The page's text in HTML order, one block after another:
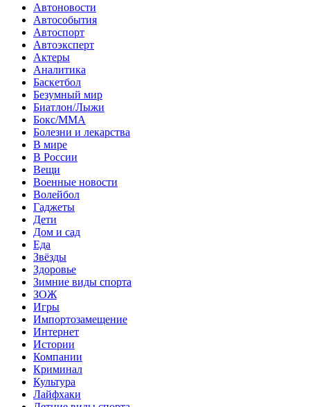
Автоновости
Автособытия
Автоспорт
Автоэксперт
Актеры
Аналитика
Баскетбол
Безумный мир
Биатлон/Лыжи
Бокс/MMA
Болезни и лекарства
В мире
В России
Вещи
Военные новости
Волейбол
Гаджеты
Дети
Дом и сад
Еда
Звёзды
Здоровье
Зимние виды спорта
ЗОЖ
Игры
Импортозамещение
Интернет
Истории
Компании
Криминал
Культура
Лайфхаки